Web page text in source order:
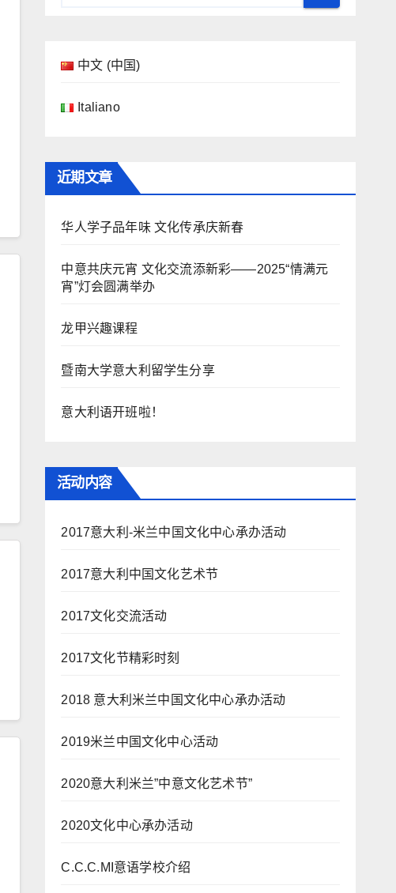
中文 (中国)
Italiano
近期文章
华人学子品年味 文化传承庆新春
中意共庆元宵 文化交流添新彩——2025“情满元
宵”灯会圆满举办
龙甲兴趣课程
暨南大学意大利留学生分享
意大利语开班啦！
活动内容
2017意大利-米兰中国文化中心承办活动
2017意大利中国文化艺术节
2017文化交流活动
2017文化节精彩时刻
2018 意大利米兰中国文化中心承办活动
2019米兰中国文化中心活动
2020意大利米兰”中意文化艺术节”
2020文化中心承办活动
C.C.C.MI意语学校介绍